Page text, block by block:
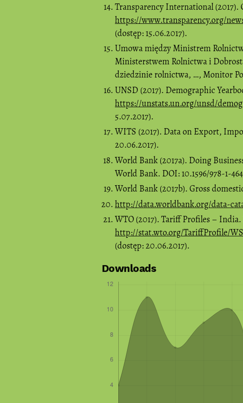
Transparency International
https://www.transparency.org/
(dostęp: 15.06.2017).
Umowa między Ministrem
Ministerstwem Rolnictwa i
dziedzinie rolnictwa, …, Monitor
UNSD (2017). Demographic
https://unstats.un.org/unsd/
5.07.2017).
WITS (2017). Data on Export,
20.06.2017).
World Bank (2017a). Doing
World Bank. DOI: 10.1596/978-1-
World Bank (2017b). Gross
http://data.worldbank.org/data-
WTO (2017). Tariff Profiles – India.
http://stat.wto.org/TariffProfile/
(dostęp: 20.06.2017).
Downloads